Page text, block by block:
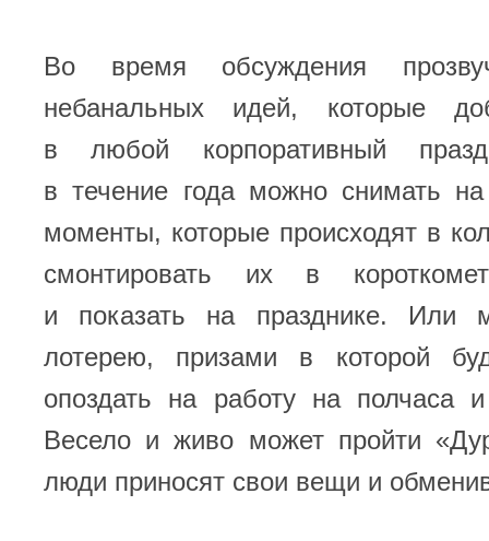
Во время обсуждения
небанальных идей, которые
в любой корпоративный
в течение года можно снимать
моменты, которые происходят в
смонтировать их в
и показать на празднике. Или
лотерею, призами в которой
опоздать на работу на полчаса
Весело и живо может пройти
люди приносят свои вещи и